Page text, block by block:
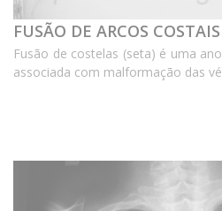
FUSÃO DE ARCOS COSTAIS
Fusão de costelas (seta) é uma
associada com malformação das